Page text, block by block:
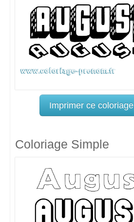
Imprimer ce coloriage
Coloriage Simple